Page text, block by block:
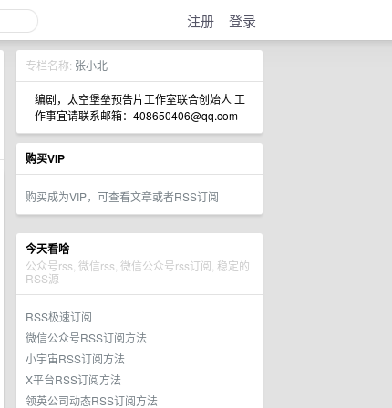
注册 登录
专栏名称: 张小北
编剧，太空堡垒预告片工作室联合创始人 工
作事宜请联系邮箱：408650406@qq.com
购买VIP
购买成为VIP，可查看文章或者RSS订阅
今天看啥
公众号rss, 微信rss, 微信公众号rss订阅, 稳定的
RSS源
RSS极速订阅
微信公众号RSS订阅方法
小宇宙RSS订阅方法
X平台RSS订阅方法
领英公司动态RSS订阅方法